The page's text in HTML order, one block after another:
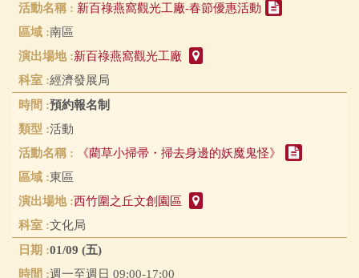
新百祿燕窩觀光工廠-春節優惠活動
南區
新百祿燕窩觀光工廠
經濟發展局
預約報名制
活動
《藺草小掃帚・掃去身邊的妖魔鬼怪》
東區
西竹圍之丘文創園區
文化局
01/09 (五)
週一至週日 09:00-17:00